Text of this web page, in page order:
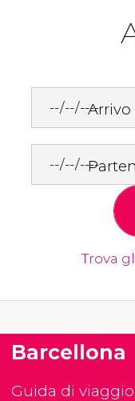
Arrivo
Trova
Barcellona
Guida di viaggio